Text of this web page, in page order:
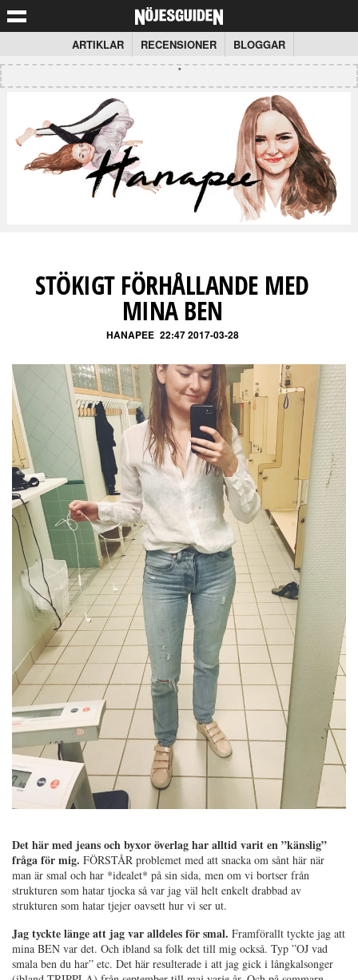
ARTIKLAR RECENSIONER BLOGGAR
STÖKIGT FÖRHÅLLANDE MED
MINA BEN
HANAPEE 22:47 2017-03-28
Det här med jeans och byxor överlag har alltid varit en ”känslig”
fråga för mig. FÖRSTÅR problemet med att snacka om sånt här när
man är smal och har *idealet* på sin sida, men om vi bortser från
strukturen som hatar tjocka så var jag väl helt enkelt drabbad av
strukturen som hatar tjejer oavsett hur vi ser ut.
Jag tyckte länge att jag var alldeles för smal. Framförallt tyckte jag att
mina BEN var det. Och ibland sa folk det till mig också. Typ ”OJ vad
smala ben du har” etc. Det här resulterade i att jag gick i långkalsonger